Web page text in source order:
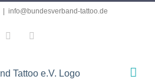
info@bundesverband-tattoo.de
Facebook